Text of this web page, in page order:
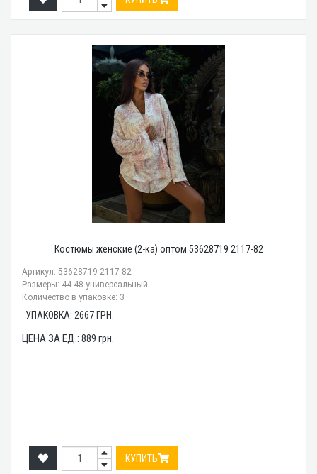
Костюмы женские (2-ка) оптом 53628719 2117-82
Артикул: 53628719 2117-82
Размеры: 44-48 универсальный
Количество в упаковке: 3
УПАКОВКА: 2667 ГРН.
ЦЕНА ЗА ЕД.: 889 грн.
КУПИТЬ